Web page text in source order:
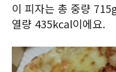
이 피자는 총 중량
열량 435kcal이에요.